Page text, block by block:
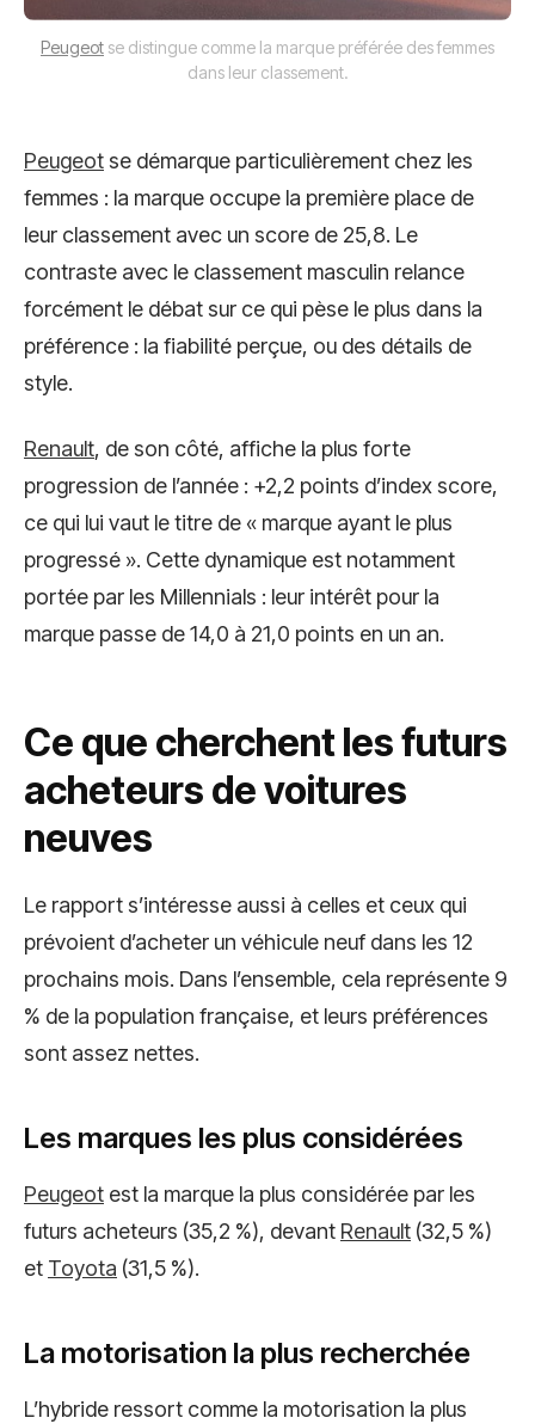
Peugeot se distingue comme la marque préférée des femmes
dans leur classement.
Peugeotse démarque particulièrement chez les
femmes : la marque occupe la première place de
leur classement avec un score de 25,8. Le
contraste avec le classement masculin relance
forcément le débat sur ce qui pèse le plus dans la
préférence : la fiabilité perçue, ou des détails de
style.
Renault, de son côté, affiche la plus forte
progression de l’année : +2,2 points d’index score,
ce qui lui vaut le titre de « marque ayant le plus
progressé ». Cette dynamique est notamment
portée par les Millennials : leur intérêt pour la
marque passe de 14,0 à 21,0 points en un an.
Ce que cherchent les futurs
acheteurs de voitures
neuves
Le rapport s’intéresse aussi à celles et ceux qui
prévoient d’acheter un véhicule neuf dans les 12
prochains mois. Dans l’ensemble, cela représente 9
% de la population française, et leurs préférences
sont assez nettes.
Les marques les plus considérées
Peugeot est la marque la plus considérée par les
futurs acheteurs (35,2 %), devant Renault (32,5 %)
et Toyota (31,5 %).
La motorisation la plus recherchée
L’hybride ressort comme la motorisation la plus